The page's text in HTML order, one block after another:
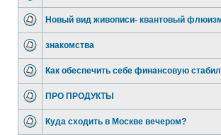
Новый вид живописи- квантовый
знакомства
Как обеспечить себе финансовую
ПРО ПРОДУКТЫ
Куда сходить в Москве вечером?